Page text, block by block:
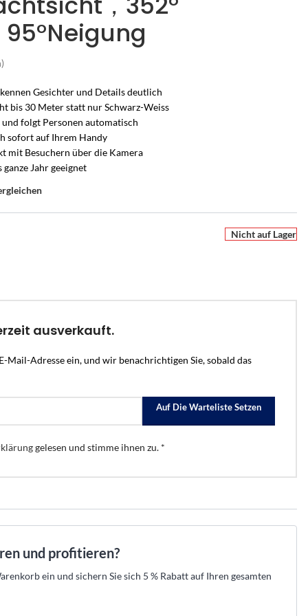
Sie es
→
525 89 88
Alarmanlage passt zu
beraten lassen →
Hikvision-Partner
der Schweiz · 052 525 89 88
Kostenlos beraten lassen →
★
Offizieller Hikvision-Partner
Gesichter und Details deutlich
bis 30 Meter statt nur Schwarz-Weiss
folgt Personen automatisch
sofort auf Ihrem Handy
mit Besuchern über die Kamera
Jahr geeignet
Nicht auf Lager
ausverkauft.
Mail-Adresse ein, und wir benachrichtigen Sie, sobald das
Auf Die Warteliste Setzen
gelesen und stimme ihnen zu. *
und profitieren?
ein und sichern Sie sich 5 % Rabatt auf Ihren gesamten